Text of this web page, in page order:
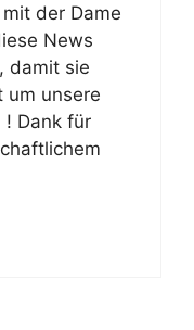
der Dame
News
damit sie
um unsere
! Dank für